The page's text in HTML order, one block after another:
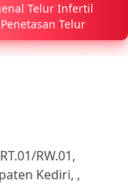
Telur Infertil
Telur
RW.01,
Kediri, ,